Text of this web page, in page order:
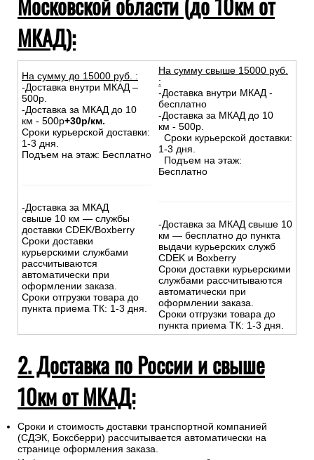
МКАД):
На сумму до 15000 руб. :
-Доставка внутри МКАД –
500р.
-Доставка за МКАД до 10
км - 500р+30р/км.
Сроки курьерской доставки:
1-3 дня.
Подъем на этаж: Бесплатно
-Доставка за МКАД
свыше 10 км — службы
доставки CDEK/Boxberry
Сроки доставки
курьерскими службами
рассчитываются
автоматически при
оформлении заказа.
Сроки отгрузки товара до
пункта приема ТК: 1-3 дня.
На сумму свыше 15000 руб.
:
-Доставка внутри МКАД -
бесплатно
-Доставка за МКАД до 10
км - 500р.
Сроки курьерской доставки:
1-3 дня.
Подъем на этаж:
Бесплатно
-Доставка за МКАД свыше 10
км — бесплатно до пункта
выдачи курьерских служб
CDEK и Boxberry
Сроки доставки курьерскими
службами рассчитываются
автоматически при
оформлении заказа.
Сроки отгрузки товара до
пункта приема ТК: 1-3 дня.
2. Доставка по России и свыше
10км от МКАД:
Сроки и стоимость доставки транспортной компанией
(СДЭК, Боксберри) рассчитывается автоматически на
странице оформления заказа.